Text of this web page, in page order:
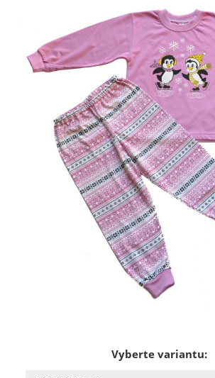
Vyberte variantu: